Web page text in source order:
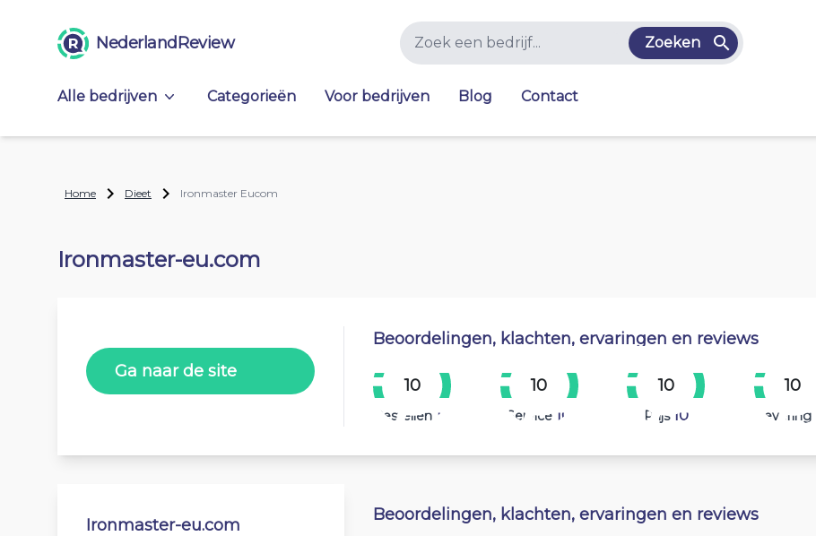
NederlandReview Zoeken
Alle bedrijven Categorieën Voor bedrijven Blog Contact
Home Dieet Ironmaster Eucom
Ironmaster-eu.com
Ga naar de site
Beoordelingen, klachten, ervaringen en reviews
10
Bestellen 10
10
Service 10
10
Prijs 10
10
Levering
Ironmaster-eu.com
Beoordelingen, klachten, ervaringen en reviews